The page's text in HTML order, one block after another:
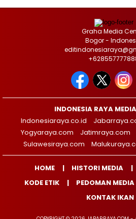
Graha Media
Bogor -
INDONESIA RAYA
Indonesiaraya.co.id
Yogyaraya.com
Jatimraya.com
Sulawesiraya.com
HOME HISTORI MEDIA
KODE ETIK
PEDOMAN MEDIA
KONTAK IKAN